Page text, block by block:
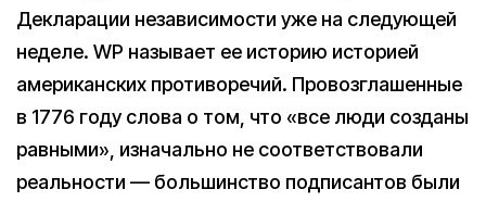
Декларации независимости уже на следующей
неделе. WP называет ее историю историей
американских противоречий. Провозглашенные
в 1776 году слова о том, что «все люди созданы
равными», изначально не соответствовали
реальности — большинство подписантов были